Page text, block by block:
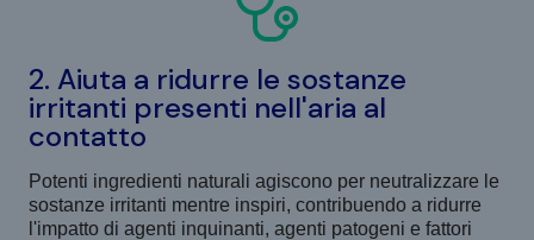
2. Aiuta a ridurre le sostanze
irritanti presenti nell'aria al
contatto
Potenti ingredienti naturali agiscono per neutralizzare le
sostanze irritanti mentre inspiri, contribuendo a ridurre
l'impatto di agenti inquinanti, agenti patogeni e fattori